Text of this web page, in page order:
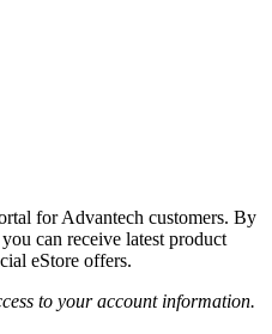
for Advantech customers. By
can receive latest product
eStore offers.
to your account information.